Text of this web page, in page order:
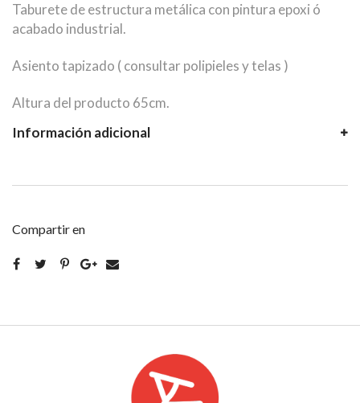
Taburete de estructura metálica con pintura epoxi ó
acabado industrial.
Asiento tapizado ( consultar polipieles y telas )
Altura del producto 65cm.
Información adicional
Compartir en